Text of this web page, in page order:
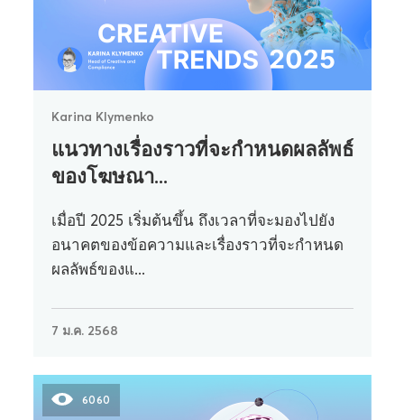
Karina Klymenko
แนวทางเรื่องราวที่จะกำหนดผลลัพธ์
ของโฆษณา...
เมื่อปี 2025 เริ่มต้นขึ้น ถึงเวลาที่จะมองไปยัง
อนาคตของข้อความและเรื่องราวที่จะกำหนด
ผลลัพธ์ของแ...
7 ม.ค. 2568
6060